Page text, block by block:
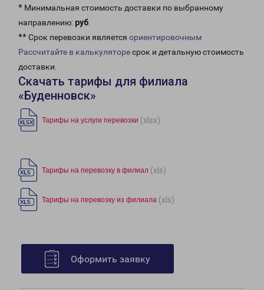
* Минимальная стоимость доставки по выбранному
направлению: руб.
** Срок перевозки является ориентировочным
Рассчитайте в калькуляторесрок и детальную стоимость
доставки.
Скачать тарифы для филиала
«Буденновск»
Тарифы на услуги перевозки (xlsx)
Тарифы на перевозку в филиал (xls)
Тарифы на перевозку из филиала (xls)
Оформить заявку